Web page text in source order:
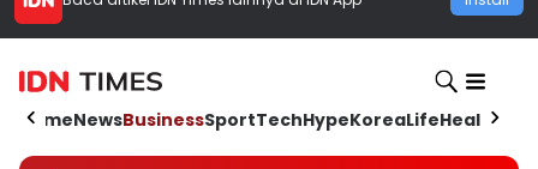
HomeNewsBusinessSportTechHypeKoreaLifeHealth